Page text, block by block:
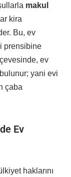
makul
kira
Bu, ev
prensibine
ev
yani evi
çaba
Ev
haklarını